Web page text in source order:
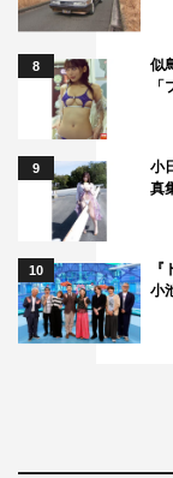
8
似
9
小
真
10
小